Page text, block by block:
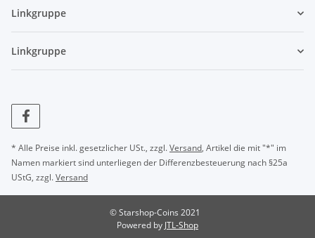
Linkgruppe
Linkgruppe
* Alle Preise inkl. gesetzlicher USt., zzgl.Versand, Artikel die mit "*" im
Namen markiert sind unterliegen der Differenzbesteuerung nach §25a
UStG, zzgl.Versand
© Starshop-Coins 2021
Powered by JTL-Shop